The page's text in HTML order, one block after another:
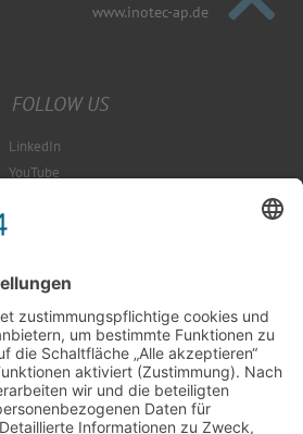
www.inotec-ap.de
FOLLOW US
LinkedIn
YouTube
ABBONIEREN
SIE UNS